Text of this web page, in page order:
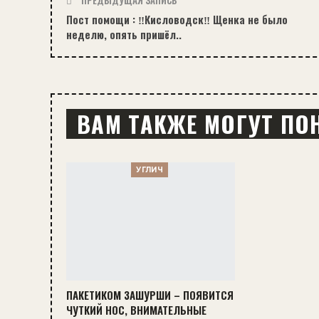
Пост помощи : ‼️Кисловодск‼️ Щенка не было
неделю, опять пришёл..
ВАМ ТАКЖЕ МОГУТ
УГЛИЧ
ПАКЕТИКОМ ЗАШУРШИ – ПОЯВИТСЯ
ЧУТКИЙ НОС, ВНИМАТЕЛЬНЫЕ